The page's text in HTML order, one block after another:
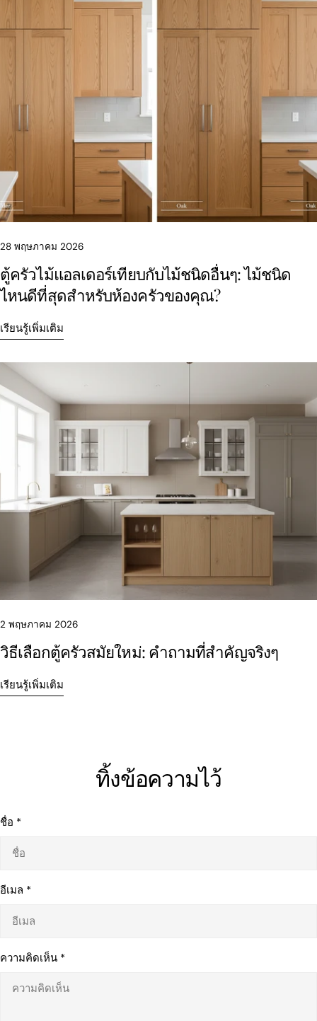
แบ่งปันบทความนี้
สำเนา
แบ่ง
แบ่ง
ปัก
28 พฤษภาคม 2026
ตู้ครัวไม้แอลเดอร์เทียบกับไม้ชนิดอื่นๆ: ไม้ชนิด
ไหนดีที่สุดสำหรับห้องครัวของคุณ?
เรียนรู้เพิ่มเติม
2 พฤษภาคม 2026
วิธีเลือกตู้ครัวสมัยใหม่: คำถามที่สำคัญจริงๆ
เรียนรู้เพิ่มเติม
ทิ้งข้อความไว้
ชื่อ *
อีเมล *
ความคิดเห็น *